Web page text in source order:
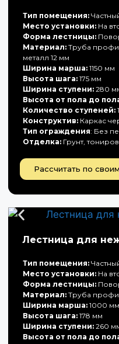
Тип помещения:
Место установки: На
Форма лестницы:
Материал: Труба
металл 12 мм
Ширина марша: 1150 мм
Высота шага: 175 мм
Ширина ступени: 280
Высота от пола до
Количество ступеней:
Конструктив: Каркас
Тип ограждения: Без
Отделка: Грунт,
Рассчитать по
Лестница для
Тип помещения:
Место установки: На
Форма лестницы:
Материал: Труба
Ширина марша: 1000 мм
Высота шага: 178 мм
Ширина ступени: 260
Высота от пола до